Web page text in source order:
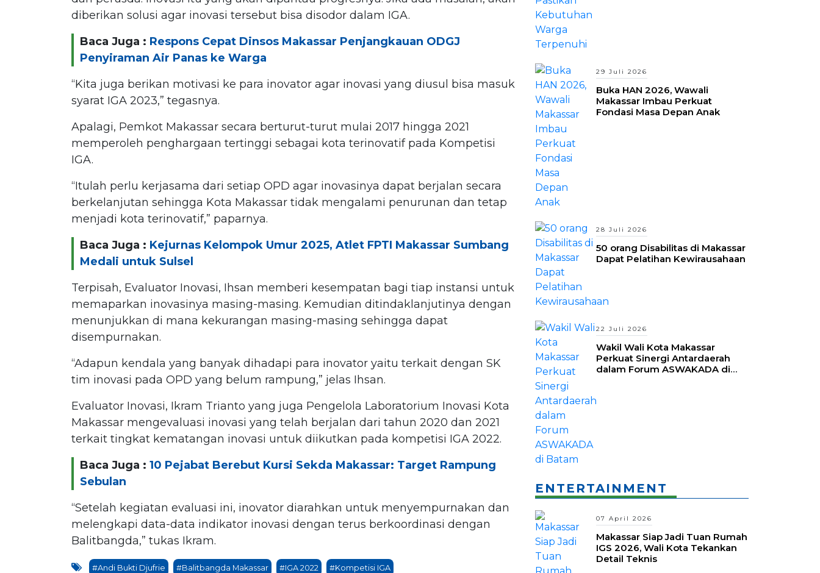
diberikan solusi agar inovasi tersebut bisa disodor dalam IGA.
Baca Juga : Respons Cepat Dinsos Makassar Penjangkauan ODGJ
Penyiraman Air Panas ke Warga
“Kita juga berikan motivasi ke para inovator agar inovasi yang diusul bisa masuk
syarat IGA 2023,” tegasnya.
Apalagi, Pemkot Makassar secara berturut-turut mulai 2017 hingga 2021
memperoleh penghargaan tertinggi sebagai kota terinovatif pada Kompetisi
IGA.
“Itulah perlu kerjasama dari setiap OPD agar inovasinya dapat berjalan secara
berkelanjutan sehingga Kota Makassar tidak mengalami penurunan dan tetap
menjadi kota terinovatif,” paparnya.
Baca Juga : Kejurnas Kelompok Umur 2025, Atlet FPTI Makassar Sumbang
Medali untuk Sulsel
Terpisah, Evaluator Inovasi, Ihsan memberi kesempatan bagi tiap instansi untuk
memaparkan inovasinya masing-masing. Kemudian ditindaklanjutinya dengan
menunjukkan di mana kekurangan masing-masing sehingga dapat
disempurnakan.
“Adapun kendala yang banyak dihadapi para inovator yaitu terkait dengan SK
tim inovasi pada OPD yang belum rampung,” jelas Ihsan.
Evaluator Inovasi, Ikram Trianto yang juga Pengelola Laboratorium Inovasi Kota
Makassar mengevaluasi inovasi yang telah berjalan dari tahun 2020 dan 2021
terkait tingkat kematangan inovasi untuk diikutkan pada kompetisi IGA 2022.
Baca Juga : 10 Pejabat Berebut Kursi Sekda Makassar: Target Rampung
Sebulan
“Setelah kegiatan evaluasi ini, inovator diarahkan untuk menyempurnakan dan
melengkapi data-data indikator inovasi dengan terus berkoordinasi dengan
Balitbangda,” tukas Ikram.
#Andi Bukti Djufrie #Balitbangda Makassar #IGA 2022 #Kompetisi IGA
29 Juli 2026
Buka HAN 2026, Wawali
Makassar Imbau Perkuat
Fondasi Masa Depan Anak
28 Juli 2026
50 orang Disabilitas di Makassar
Dapat Pelatihan Kewirausahaan
22 Juli 2026
Wakil Wali Kota Makassar
Perkuat Sinergi Antardaerah
dalam Forum ASWAKADA di
ENTERTAINMENT
07 April 2026
Makassar Siap Jadi Tuan Rumah
IGS 2026, Wali Kota Tekankan
Detail Teknis